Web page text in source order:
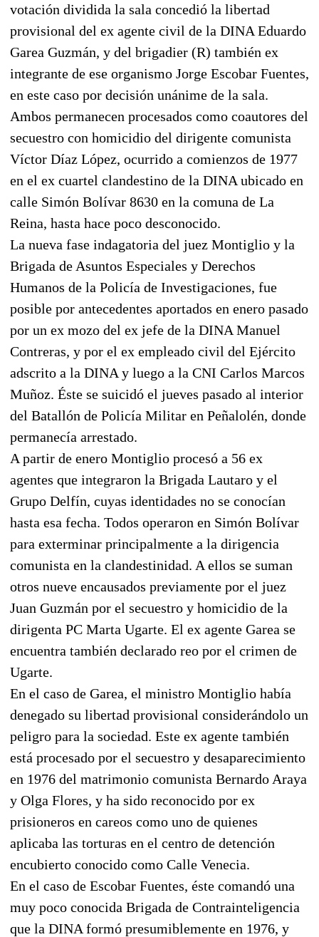
votación dividida la sala concedió la libertad
provisional del ex agente civil de la DINA Eduardo
Garea Guzmán, y del brigadier (R) también ex
integrante de ese organismo Jorge Escobar Fuentes,
en este caso por decisión unánime de la sala.
Ambos permanecen procesados como coautores del
secuestro con homicidio del dirigente comunista
Víctor Díaz López, ocurrido a comienzos de 1977
en el ex cuartel clandestino de la DINA ubicado en
calle Simón Bolívar 8630 en la comuna de La
Reina, hasta hace poco desconocido.
La nueva fase indagatoria del juez Montiglio y la
Brigada de Asuntos Especiales y Derechos
Humanos de la Policía de Investigaciones, fue
posible por antecedentes aportados en enero pasado
por un ex mozo del ex jefe de la DINA Manuel
Contreras, y por el ex empleado civil del Ejército
adscrito a la DINA y luego a la CNI Carlos Marcos
Muñoz. Éste se suicidó el jueves pasado al interior
del Batallón de Policía Militar en Peñalolén, donde
permanecía arrestado.
A partir de enero Montiglio procesó a 56 ex
agentes que integraron la Brigada Lautaro y el
Grupo Delfín, cuyas identidades no se conocían
hasta esa fecha. Todos operaron en Simón Bolívar
para exterminar principalmente a la dirigencia
comunista en la clandestinidad. A ellos se suman
otros nueve encausados previamente por el juez
Juan Guzmán por el secuestro y homicidio de la
dirigenta PC Marta Ugarte. El ex agente Garea se
encuentra también declarado reo por el crimen de
Ugarte.
En el caso de Garea, el ministro Montiglio había
denegado su libertad provisional considerándolo un
peligro para la sociedad. Este ex agente también
está procesado por el secuestro y desaparecimiento
en 1976 del matrimonio comunista Bernardo Araya
y Olga Flores, y ha sido reconocido por ex
prisioneros en careos como uno de quienes
aplicaba las torturas en el centro de detención
encubierto conocido como Calle Venecia.
En el caso de Escobar Fuentes, éste comandó una
muy poco conocida Brigada de Contrainteligencia
que la DINA formó presumiblemente en 1976, y